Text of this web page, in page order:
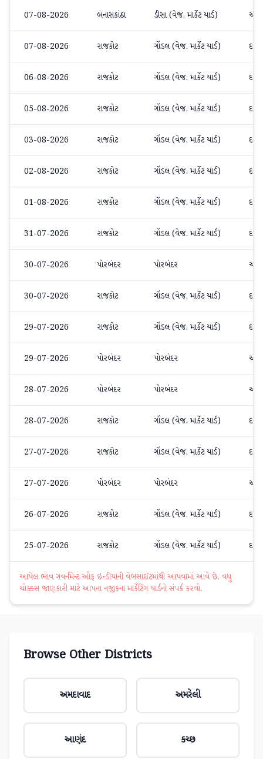
07-08-2026 બનાસકાંઠા ડીસા (વેજ. માર્કેટ યાર્ડ) અન્ય
07-08-2026 રાજકોટ ગોંડલ (વેજ. માર્કેટ યાર્ડ) દાડમ
06-08-2026 રાજકોટ ગોંડલ (વેજ. માર્કેટ યાર્ડ) દાડમ
05-08-2026 રાજકોટ ગોંડલ (વેજ. માર્કેટ યાર્ડ) દાડમ
03-08-2026 રાજકોટ ગોંડલ (વેજ. માર્કેટ યાર્ડ) દાડમ
02-08-2026 રાજકોટ ગોંડલ (વેજ. માર્કેટ યાર્ડ) દાડમ
01-08-2026 રાજકોટ ગોંડલ (વેજ. માર્કેટ યાર્ડ) દાડમ
31-07-2026 રાજકોટ ગોંડલ (વેજ. માર્કેટ યાર્ડ) દાડમ
30-07-2026 પોરબંદર પોરબંદર અન્ય
30-07-2026 રાજકોટ ગોંડલ (વેજ. માર્કેટ યાર્ડ) દાડમ
29-07-2026 રાજકોટ ગોંડલ (વેજ. માર્કેટ યાર્ડ) દાડમ
29-07-2026 પોરબંદર પોરબંદર અન્ય
28-07-2026 પોરબંદર પોરબંદર અન્ય
28-07-2026 રાજકોટ ગોંડલ (વેજ. માર્કેટ યાર્ડ) દાડમ
27-07-2026 રાજકોટ ગોંડલ (વેજ. માર્કેટ યાર્ડ) દાડમ
27-07-2026 પોરબંદર પોરબંદર અન્ય
26-07-2026 રાજકોટ ગોંડલ (વેજ. માર્કેટ યાર્ડ) દાડમ
25-07-2026 રાજકોટ ગોંડલ (વેજ. માર્કેટ યાર્ડ) દાડમ
આપેલ ભાવ ગવર્નમેન્ટ ઓફ ઇન્ડીયાની વેબસાઈટમાંથી આપવામાં આવે છે. વધુ
ચોક્કસ જાણકારી માટે આપના નજીકના માર્કેટિંગ યાર્ડનો સંપર્ક કરવો.
Browse Other Districts
અમદાવાદ અમરેલી
આણંદ કચ્છ